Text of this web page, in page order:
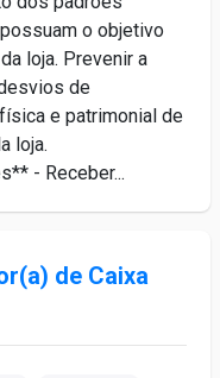
o objetivo
loja. Prevenir a
de
e patrimonial de
loja.
- Receber...
de Caixa